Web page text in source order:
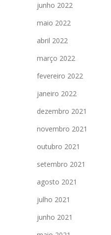
junho 2022
maio 2022
abril 2022
março 2022
fevereiro 2022
janeiro 2022
dezembro 2021
novembro 2021
outubro 2021
setembro 2021
agosto 2021
julho 2021
junho 2021